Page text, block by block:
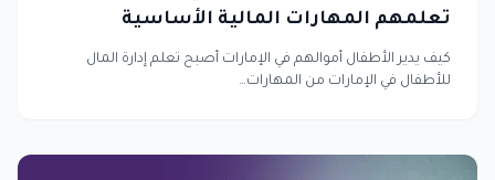
تعلمهم المهارات المالية الأساسية
كيف يدير الأطفال أموالهم في الإمارات أصبح تعلم إدارة المال
للأطفال في الإمارات من المهارات…